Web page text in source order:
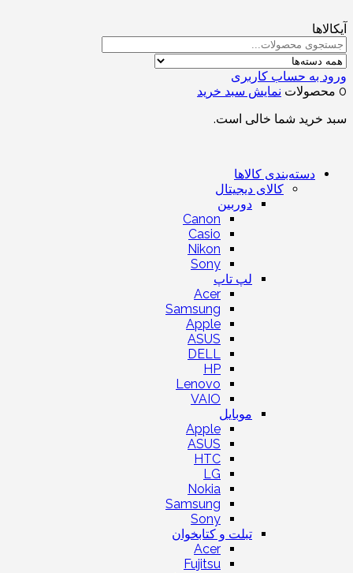
آیکالاها
ورود به حساب کاربری
0 محصولات
نمایش سبد خرید
سبد خرید شما خالی است.
دسته‌بندی کالاها
کالای دیجیتال
دوربین
Canon
Casio
Nikon
Sony
لپ تاپ
Acer
Samsung
Apple
ASUS
DELL
HP
Lenovo
VAIO
موبایل
Apple
ASUS
HTC
LG
Nokia
Samsung
Sony
تبلت و کتابخوان
Acer
Fujitsu